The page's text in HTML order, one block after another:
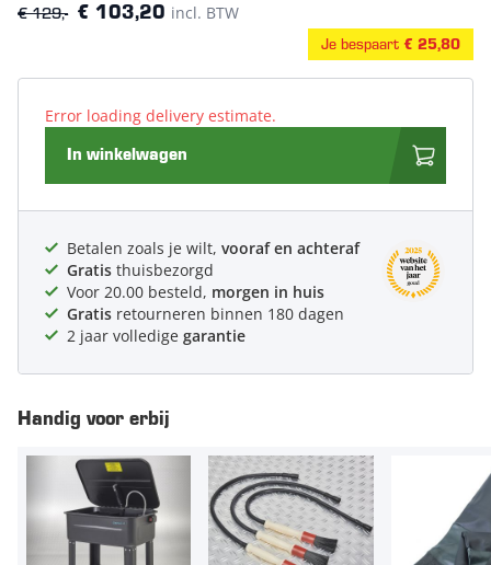
€ 129,- € 103,20 incl. BTW
Je bespaart € 25,80
Error loading delivery estimate.
In winkelwagen
Betalen zoals je wilt, vooraf en achteraf
Gratis thuisbezorgd
Voor 20.00 besteld, morgen in huis
Gratis retourneren binnen 180 dagen
2 jaar volledige garantie
Handig voor erbij